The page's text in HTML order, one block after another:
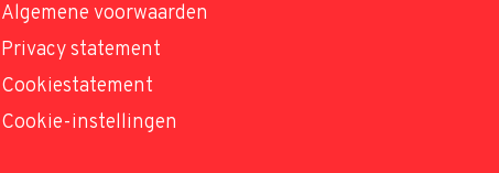
Algemene voorwaarden
Privacy statement
Cookiestatement
Cookie-instellingen